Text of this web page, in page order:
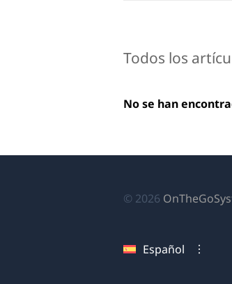
Todos los
No se han
© 2026
Español